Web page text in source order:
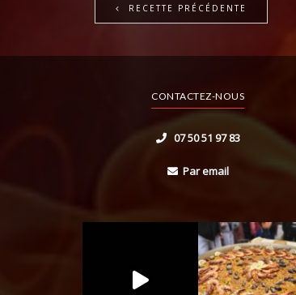
RECETTE PRÉCÉDENTE
CONTACTEZ-NOUS
07 50 51 97 83
Par email